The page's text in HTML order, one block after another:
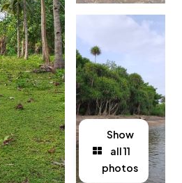
Show
all 11
photos